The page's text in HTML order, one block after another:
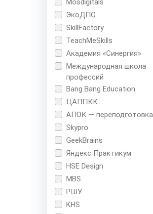
ЭкоДПО
SkillFactory
TeachMeSkills
Академия «Синергия»
Международная школа
профессий
Bang Bang Education
ЦАППКК
АПОК — переподготовка
Skypro
GeekBrains
Яндекс Практикум
HSE Design
MBS
РШУ
KHS